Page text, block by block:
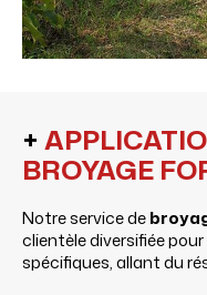
+
BROYAGE
Notre service de
clientèle diversifiée
spécifiques, allant du